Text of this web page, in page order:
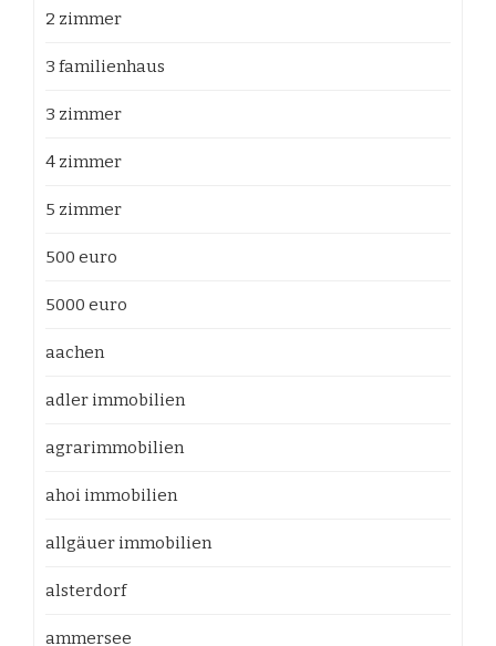
2 zimmer
3 familienhaus
3 zimmer
4 zimmer
5 zimmer
500 euro
5000 euro
aachen
adler immobilien
agrarimmobilien
ahoi immobilien
allgäuer immobilien
alsterdorf
ammersee